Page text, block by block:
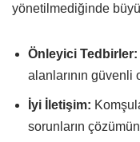
yönetilmediğinde
Önleyici Tedbirler:
alanlarının güvenli
İyi İletişim:
sorunların